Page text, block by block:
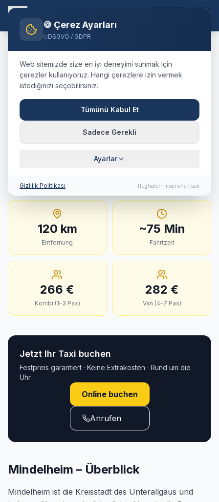
Home Blog TaxiMindelheimMünchen Airport
🇩🇪 Deutschland·Landkreis Unterallgäu
TaxiMindelheim
Flughafen München
Festpreis, Fahrtdauer &
Tipps
120 km
Entfernung
~75 Min
Fahrtzeit
266 €
Kombi (1–3 Pax)
282 €
Van (4–7 Pax)
Jetzt Ihr Taxi buchen
Festpreis garantiert · Keine Extrakosten · Rund um die
Uhr
Online buchen
Anrufen
Mindelheim – Überblick
Mindelheim ist die Kreisstadt des Unterallgäus und
🍪 Çerez Ayarları
DSGVO / GDPR
Web sitemizde size en iyi deneyimi sunmak için
çerezler kullanıyoruz. Hangi çerezlere izin vermek
istediğinizi seçebilirsiniz.
Tümünü Kabul Et
Sadece Gerekli
Ayarlar
Gizlilik Politikası flughafen-muenchen.taxi